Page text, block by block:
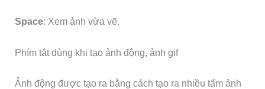
Space: Xem ảnh vừa vẽ.
Phím tắt dùng khi tạo ảnh động, ảnh gif
Ảnh động được tạo ra bằng cách tạo ra nhiều tấm ảnh